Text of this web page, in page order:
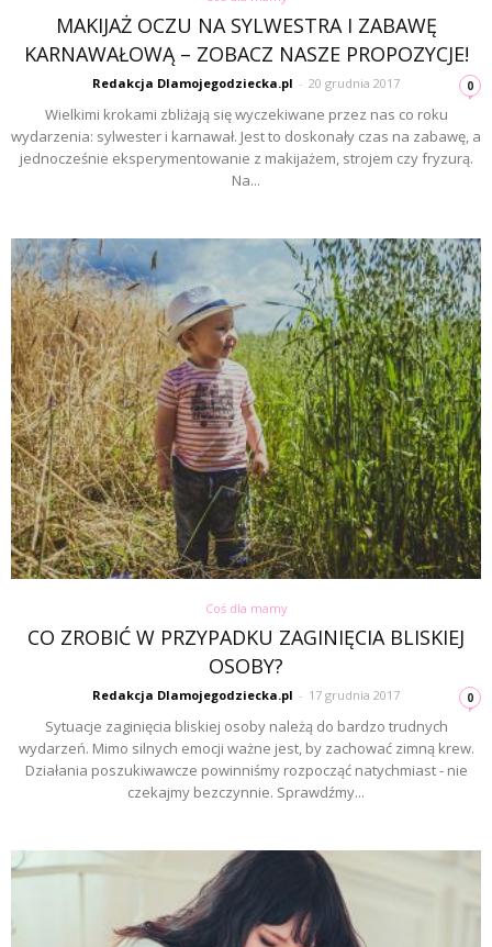
MAKIJAŻ OCZU NA SYLWESTRA I ZABAWĘ
KARNAWAŁOWĄ – ZOBACZ NASZE PROPOZYCJE!
Redakcja Dlamojegodziecka.pl - 20 grudnia 2017 0
Wielkimi krokami zbliżają się wyczekiwane przez nas co roku
wydarzenia: sylwester i karnawał. Jest to doskonały czas na zabawę, a
jednocześnie eksperymentowanie z makijażem, strojem czy fryzurą.
Na...
Coś dla mamy
CO ZROBIĆ W PRZYPADKU ZAGINIĘCIA BLISKIEJ
OSOBY?
Redakcja Dlamojegodziecka.pl - 17 grudnia 2017 0
Sytuacje zaginięcia bliskiej osoby należą do bardzo trudnych
wydarzeń. Mimo silnych emocji ważne jest, by zachować zimną krew.
Działania poszukiwawcze powinniśmy rozpocząć natychmiast - nie
czekajmy bezczynnie. Sprawdźmy...